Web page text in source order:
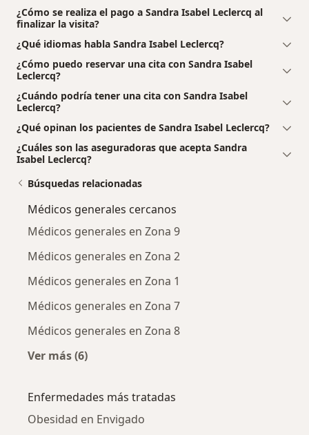
¿Cómo se realiza el pago a Sandra Isabel Leclercq al
finalizar la visita?
¿Qué idiomas habla Sandra Isabel Leclercq?
¿Cómo puedo reservar una cita con Sandra Isabel
Leclercq?
¿Cuándo podría tener una cita con Sandra Isabel
Leclercq?
¿Qué opinan los pacientes de Sandra Isabel Leclercq?
¿Cuáles son las aseguradoras que acepta Sandra
Isabel Leclercq?
Búsquedas relacionadas
Médicos generales cercanos
Médicos generales en Zona 9
Médicos generales en Zona 2
Médicos generales en Zona 1
Médicos generales en Zona 7
Médicos generales en Zona 8
Ver más (6)
Enfermedades más tratadas
Obesidad en Envigado